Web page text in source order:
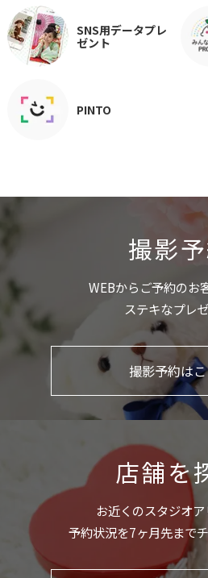
SNS用データプレ
ゼント
PINTO
撮影
WEBからご予約のお
ステキなプレ
撮影予約は
店舗を
お近くのスタジオ
予約状況を7ヶ月先まで